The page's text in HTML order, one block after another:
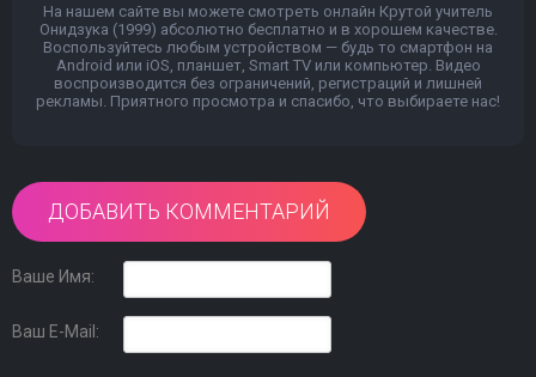
На нашем сайте вы можете смотреть онлайн Крутой учитель
Онидзука (1999) абсолютно бесплатно и в хорошем качестве.
Воспользуйтесь любым устройством — будь то смартфон на
Android или iOS, планшет, Smart TV или компьютер. Видео
воспроизводится без ограничений, регистраций и лишней
рекламы. Приятного просмотра и спасибо, что выбираете нас!
ДОБАВИТЬ КОММЕНТАРИЙ
Ваше Имя:
Ваш E-Mail: